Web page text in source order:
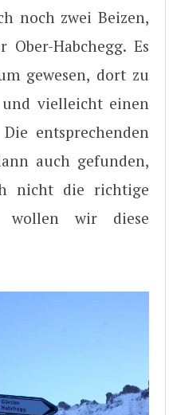
noch zwei Beizen,
Habchegg. Es
gewesen, dort zu
vielleicht einen
entsprechenden
auch gefunden,
nicht die richtige
wollen wir diese